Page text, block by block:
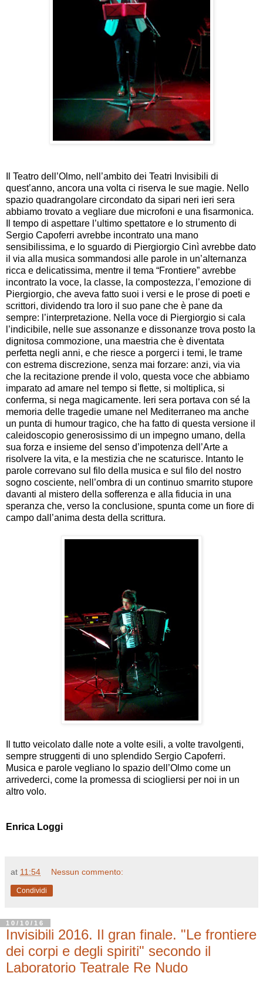
Il Teatro dell’Olmo, nell’ambito dei Teatri Invisibili di
quest’anno, ancora una volta ci riserva le sue magie. Nello
spazio quadrangolare circondato da sipari neri ieri sera
abbiamo trovato a vegliare due microfoni e una fisarmonica.
Il tempo di aspettare l’ultimo spettatore e lo strumento di
Sergio Capoferri avrebbe incontrato una mano
sensibilissima, e lo sguardo di Piergiorgio Cinì avrebbe dato
il via alla musica sommandosi alle parole in un’alternanza
ricca e delicatissima, mentre il tema “Frontiere” avrebbe
incontrato la voce, la classe, la compostezza, l’emozione di
Piergiorgio, che aveva fatto suoi i versi e le prose di poeti e
scrittori, dividendo tra loro il suo pane che è pane da
sempre: l’interpretazione. Nella voce di Piergiorgio si cala
l’indicibile, nelle sue assonanze e dissonanze trova posto la
dignitosa commozione, una maestria che è diventata
perfetta negli anni, e che riesce a porgerci i temi, le trame
con estrema discrezione, senza mai forzare: anzi, via via
che la recitazione prende il volo, questa voce che abbiamo
imparato ad amare nel tempo si flette, si moltiplica, si
conferma, si nega magicamente. Ieri sera portava con sé la
memoria delle tragedie umane nel Mediterraneo ma anche
un punta di humour tragico, che ha fatto di questa versione il
caleidoscopio generosissimo di un impegno umano, della
sua forza e insieme del senso d’impotenza dell’Arte a
risolvere la vita, e la mestizia che ne scaturisce. Intanto le
parole correvano sul filo della musica e sul filo del nostro
sogno cosciente, nell’ombra di un continuo smarrito stupore
davanti al mistero della sofferenza e alla fiducia in una
speranza che, verso la conclusione, spunta come un fiore di
campo dall’anima desta della scrittura.
Il tutto veicolato dalle note a volte esili, a volte travolgenti,
sempre struggenti di uno splendido Sergio Capoferri.
Musica e parole vegliano lo spazio dell’Olmo come un
arrivederci, come la promessa di sciogliersi per noi in un
altro volo.
Enrica Loggi
at 11:54 Nessun commento:
Condividi
10/10/16
Invisibili 2016. Il gran finale. "Le frontiere
dei corpi e degli spiriti" secondo il
Laboratorio Teatrale Re Nudo